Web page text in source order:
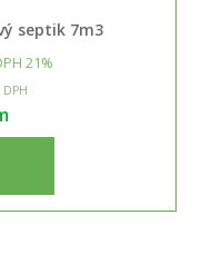
septik 7m3
21%
DPH